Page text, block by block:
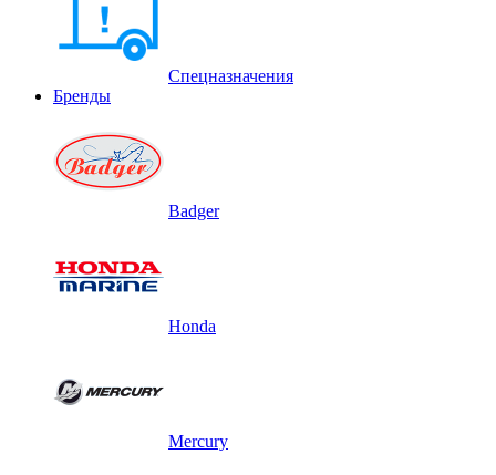
Спецназначения
Бренды
Badger
Honda
Mercury